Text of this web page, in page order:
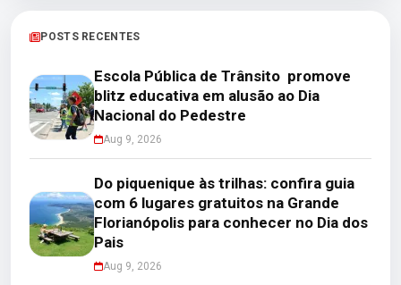
POSTS RECENTES
Escola Pública de Trânsito promove
blitz educativa em alusão ao Dia
Nacional do Pedestre
Aug 9, 2026
Do piquenique às trilhas: confira guia
com 6 lugares gratuitos na Grande
Florianópolis para conhecer no Dia dos
Pais
Aug 9, 2026